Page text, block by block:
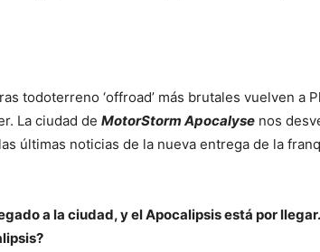
todoterreno ‘offroad’ más brutales vuelven a
La ciudad de MotorStorm Apocalyse nos
últimas noticias de la nueva entrega de la
a la ciudad, y el Apocalipsis está por